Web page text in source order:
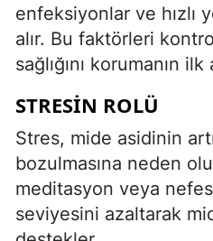
enfeksiyonlar ve hızlı
alır. Bu faktörleri
sağlığını korumanın ilk
STRESIN ROLÜ
Stres, mide asidinin
bozulmasına neden
meditasyon veya
seviyesini azaltarak